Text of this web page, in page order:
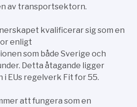
av transportsektorn.
kvalificerar sig som en
enligt
som både Sverige och
Detta åtagande ligger
EUs regelverk Fit for 55.
att fungera som en